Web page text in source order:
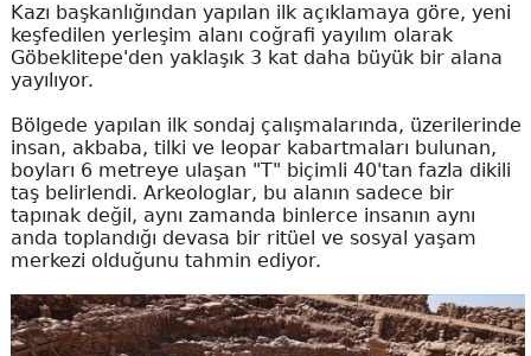
Kazı başkanlığından yapılan ilk açıklamaya göre, yeni
keşfedilen yerleşim alanı coğrafi yayılım olarak
Göbeklitepe'den yaklaşık 3 kat daha büyük bir alana
yayılıyor.
Bölgede yapılan ilk sondaj çalışmalarında, üzerilerinde
insan, akbaba, tilki ve leopar kabartmaları bulunan,
boyları 6 metreye ulaşan "T" biçimli 40'tan fazla dikili
taş belirlendi. Arkeologlar, bu alanın sadece bir
tapınak değil, aynı zamanda binlerce insanın aynı
anda toplandığı devasa bir ritüel ve sosyal yaşam
merkezi olduğunu tahmin ediyor.